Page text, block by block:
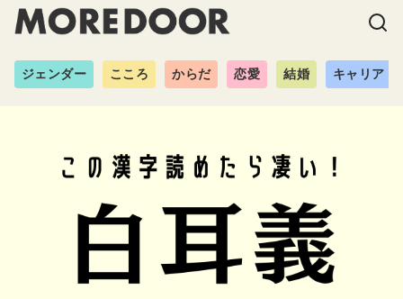
ジェンダー こころ からだ 恋愛 結婚 キャリア